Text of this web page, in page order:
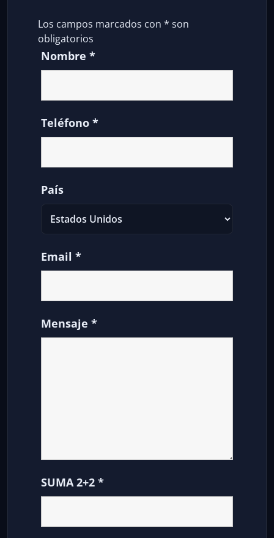
Los campos marcados con * son
obligatorios
Nombre *
Teléfono *
País
Email *
Mensaje *
SUMA 2+2 *